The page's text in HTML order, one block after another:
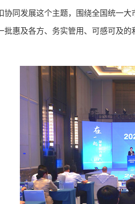
协同发展这个主题，围绕全国统一
批惠及各方、务实管用、可感可及